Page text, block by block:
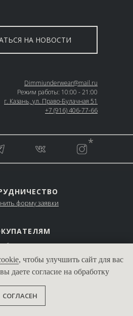
в корзину
НА НОВОСТИ
Dimmiunderwear@mail.ru
Режим работы: 10:00 - 21:00
г. Казань, ул. Право-Булачная 51
+7 (916) 406-77-66
*
размера
и оплата
ухода
форму заявки
ИНФОРМАЦИЯ
, чтобы улучшить сайт для вас
даете согласие на обработку
СОГЛАСЕН